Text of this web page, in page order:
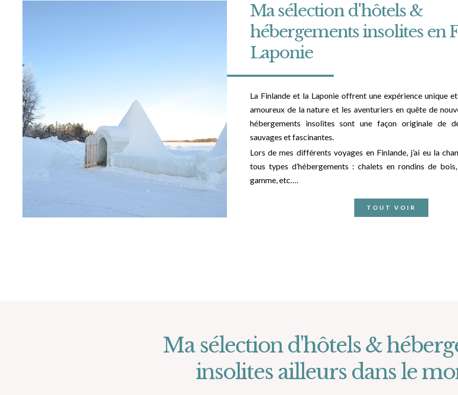
Ma sélection d'hôtels &
hébergements insolites en
Laponie
La Finlande et la Laponie offrent une expérience unique
amoureux de la nature et les aventuriers en quête de
hébergements insolites sont une façon originale de
sauvages et fascinantes.
Lors de mes différents voyages en Finlande, j’ai eu la
tous types d’hébergements : chalets en rondins de
gamme, etc….
TOUT VOIR
Ma sélection d'hôtels &
insolites ailleurs dans le